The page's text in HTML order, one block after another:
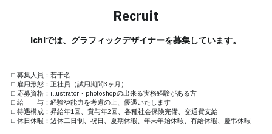
Recruit
ichiでは、グラフィックデザイナーを募集しています。
⬜︎ 募集人員：若干名
⬜︎ 雇用形態：正社員（試用期間3ヶ月）
⬜︎ 応募資格：illustrator・photoshopの出来る実務経験がある方
⬜︎ 給　　与：経験や能力を考慮の上、優遇いたします
⬜︎ 待遇構成：昇給年1回、賞与年2回、各種社会保険完備、交通費支給
⬜︎ 休日休暇：週休二日制、祝日、夏期休暇、年末年始休暇、有給休暇、慶弔休暇